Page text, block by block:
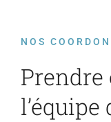
NOS
Prendre
l’équipe